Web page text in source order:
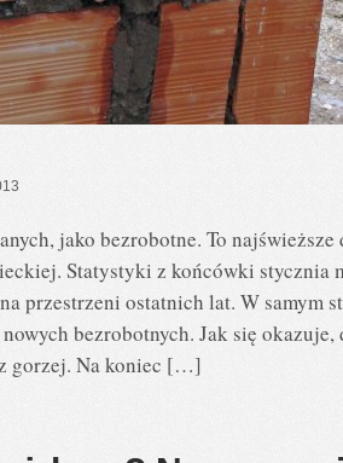
jako bezrobotne. To najświeższe
Statystyki z końcówki stycznia
przestrzeni ostatnich lat. W samym
nowych bezrobotnych. Jak się
gorzej. Na koniec […]